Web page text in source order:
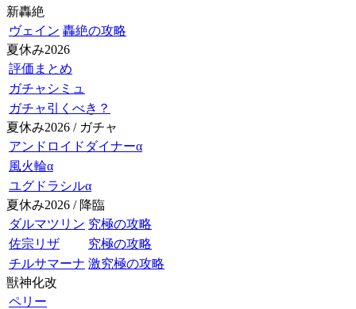
新轟絶
ヴェイン 轟絶の攻略
夏休み2026
評価まとめ
ガチャシミュ
ガチャ引くべき？
夏休み2026 / ガチャ
アンドロイドダイナーα
風火輪α
ユグドラシルα
夏休み2026 / 降臨
ダルマツリン 究極の攻略
佐宗リザ
究極の攻略
チルサマーナ 激究極の攻略
獣神化改
ペリー